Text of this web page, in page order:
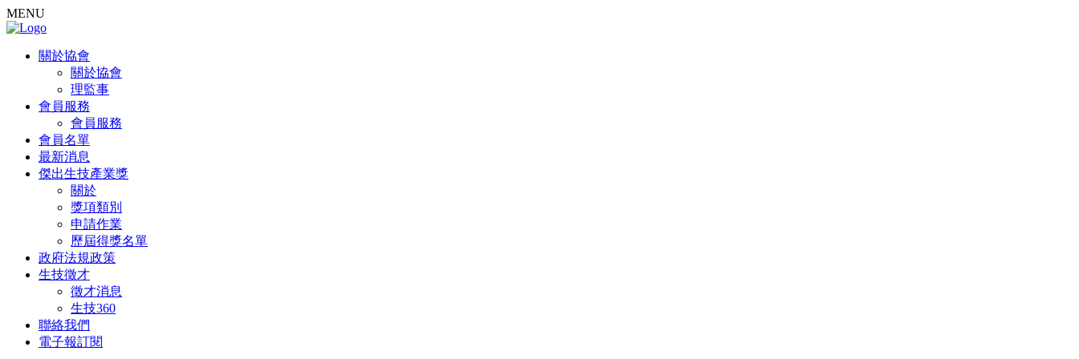
MENU
關於協會
關於協會
理監事
會員服務
會員服務
會員名單
最新消息
傑出生技產業獎
關於
獎項類別
申請作業
歷屆得獎名單
政府法規政策
生技徵才
徵才消息
生技360
聯絡我們
電子報訂閱